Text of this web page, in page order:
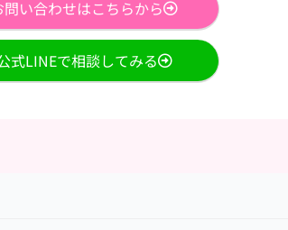
問い合わせはこちらから
式LINEで相談してみる